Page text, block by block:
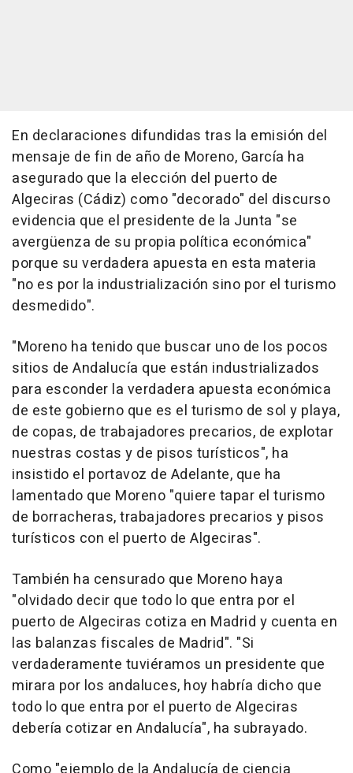
En declaraciones difundidas tras la emisión del
mensaje de fin de año de Moreno, García ha
asegurado que la elección del puerto de
Algeciras (Cádiz) como "decorado" del discurso
evidencia que el presidente de la Junta "se
avergüenza de su propia política económica"
porque su verdadera apuesta en esta materia
"no es por la industrialización sino por el turismo
desmedido".
"Moreno ha tenido que buscar uno de los pocos
sitios de Andalucía que están industrializados
para esconder la verdadera apuesta económica
de este gobierno que es el turismo de sol y playa,
de copas, de trabajadores precarios, de explotar
nuestras costas y de pisos turísticos", ha
insistido el portavoz de Adelante, que ha
lamentado que Moreno "quiere tapar el turismo
de borracheras, trabajadores precarios y pisos
turísticos con el puerto de Algeciras".
También ha censurado que Moreno haya
"olvidado decir que todo lo que entra por el
puerto de Algeciras cotiza en Madrid y cuenta en
las balanzas fiscales de Madrid". "Si
verdaderamente tuviéramos un presidente que
mirara por los andaluces, hoy habría dicho que
todo lo que entra por el puerto de Algeciras
debería cotizar en Andalucía", ha subrayado.